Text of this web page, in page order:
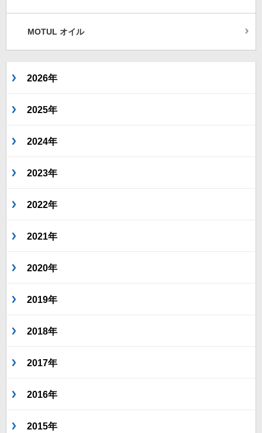
MOTUL オイル
2026年
2025年
2024年
2023年
2022年
2021年
2020年
2019年
2018年
2017年
2016年
2015年